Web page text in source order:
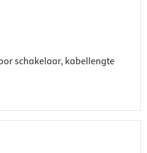
schakelaar, kabellengte